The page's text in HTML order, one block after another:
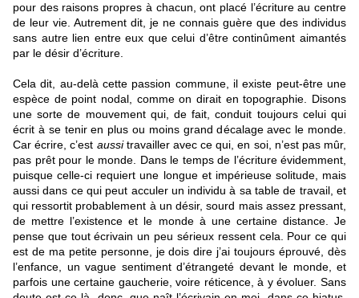
pour des raisons propres à chacun, ont placé l’écriture au centre
de leur vie. Autrement dit, je ne connais guère que des individus
sans autre lien entre eux que celui d’être continûment aimantés
par le désir d’écriture.
Cela dit, au-delà cette passion commune, il existe peut-être une
espèce de point nodal, comme on dirait en topographie. Disons
une sorte de mouvement qui, de fait, conduit toujours celui qui
écrit à se tenir en plus ou moins grand décalage avec le monde.
Car écrire, c’est aussitravailler avec ce qui, en soi, n’est pas mûr,
pas prêt pour le monde. Dans le temps de l’écriture évidemment,
puisque celle-ci requiert une longue et impérieuse solitude, mais
aussi dans ce qui peut acculer un individu à sa table de travail, et
qui ressortit probablement à un désir, sourd mais assez pressant,
de mettre l’existence et le monde à une certaine distance. Je
pense que tout écrivain un peu sérieux ressent cela. Pour ce qui
est de ma petite personne, je dois dire j’ai toujours éprouvé, dès
l’enfance, un vague sentiment d’étrangeté devant le monde, et
parfois une certaine gaucherie, voire réticence, à y évoluer. Sans